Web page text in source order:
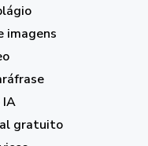
imagens
gratuito